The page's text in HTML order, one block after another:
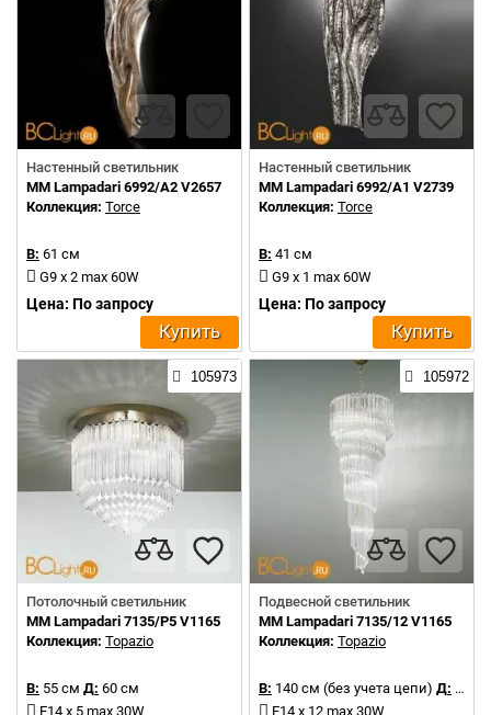
Настенный светильник
MM Lampadari 6992/A2 V2657
Коллекция: Torce
В: 61 см
G9 x 2 max 60W
Цена: По запросу
Купить
Настенный светильник
MM Lampadari 6992/A1 V2739
Коллекция: Torce
В: 41 см
G9 x 1 max 60W
Цена: По запросу
Купить
105973
Потолочный светильник
MM Lampadari 7135/P5 V1165
Коллекция: Topazio
В: 55 см Д: 60 см
E14 x 5 max 30W
105972
Подвесной светильник
MM Lampadari 7135/12 V1165
Коллекция: Topazio
В: 140 см (без учета цепи) Д:
E14 x 12 max 30W